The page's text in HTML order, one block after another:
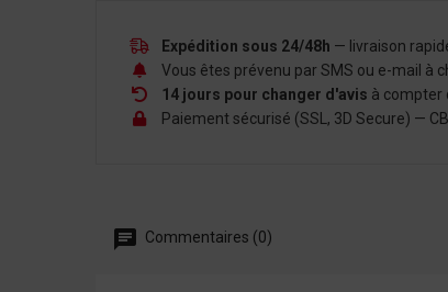
Expédition sous 24/48h — livraison
Vous êtes prévenu par SMS ou e-mail à
14 jours pour changer d'avis à compter
Paiement sécurisé (SSL, 3D Secure) —
Commentaires (0)